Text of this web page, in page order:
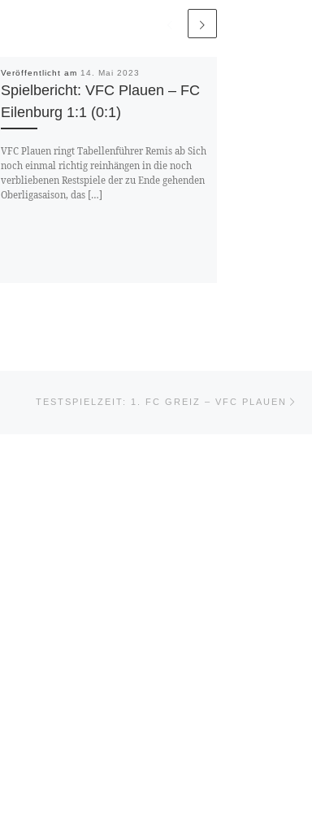
Veröffentlicht am 14. Mai 2023
Spielbericht: VFC Plauen – FC
Eilenburg 1:1 (0:1)
VFC Plauen ringt Tabellenführer Remis ab Sich
noch einmal richtig reinhängen in die noch
verbliebenen Restspiele der zu Ende gehenden
Oberligasaison, das […]
TESTSPIELZEIT: 1. FC GREIZ – VFC PLAUEN